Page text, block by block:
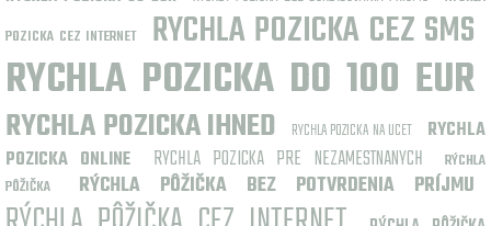
POZICKA CEZ INTERNET
RYCHLA POZICKA CEZ SMS
RYCHLA POZICKA DO 100 EUR
RYCHLA POZICKA IHNED RYCHLA POZICKA NA UCET
RYCHLA
POZICKA ONLINE
RYCHLA POZICKA PRE NEZAMESTNANYCH
RÝCHLA
PÔŽIČKA
RÝCHLA PÔŽIČKA BEZ POTVRDENIA PRÍJMU